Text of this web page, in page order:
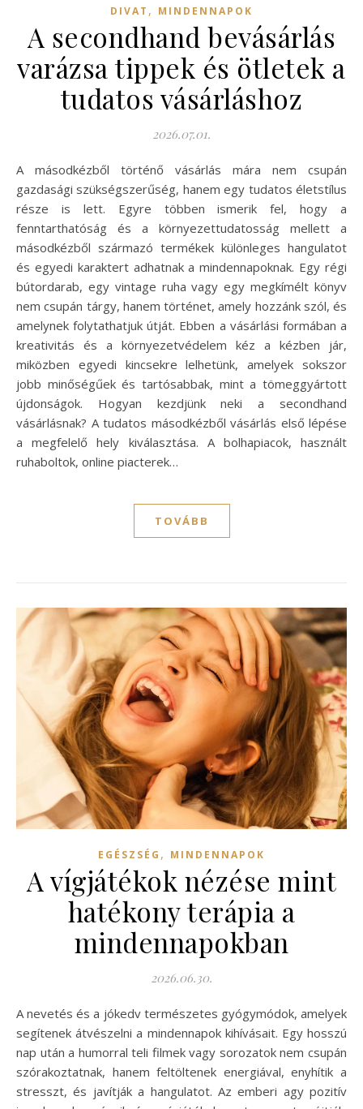
DIVAT , MINDENNAPOK
A secondhand bevásárlás
varázsa tippek és ötletek a
tudatos vásárláshoz
2026.07.01.
A másodkézből történő vásárlás mára nem csupán
gazdasági szükségszerűség, hanem egy tudatos életstílus
része is lett. Egyre többen ismerik fel, hogy a
fenntarthatóság és a környezettudatosság mellett a
másodkézből származó termékek különleges hangulatot
és egyedi karaktert adhatnak a mindennapoknak. Egy régi
bútordarab, egy vintage ruha vagy egy megkímélt könyv
nem csupán tárgy, hanem történet, amely hozzánk szól, és
amelynek folytathatjuk útját. Ebben a vásárlási formában a
kreativitás és a környezetvédelem kéz a kézben jár,
miközben egyedi kincsekre lelhetünk, amelyek sokszor
jobb minőségűek és tartósabbak, mint a tömeggyártott
újdonságok. Hogyan kezdjünk neki a secondhand
vásárlásnak? A tudatos másodkézből vásárlás első lépése
a megfelelő hely kiválasztása. A bolhapiacok, használt
ruhaboltok, online piacterek…
TOVÁBB
EGÉSZSÉG , MINDENNAPOK
A vígjátékok nézése mint
hatékony terápia a
mindennapokban
2026.06.30.
A nevetés és a jókedv természetes gyógymódok, amelyek
segítenek átvészelni a mindennapok kihívásait. Egy hosszú
nap után a humorral teli filmek vagy sorozatok nem csupán
szórakoztatnak, hanem feltöltenek energiával, enyhítik a
stresszt, és javítják a hangulatot. Az emberi agy pozitív